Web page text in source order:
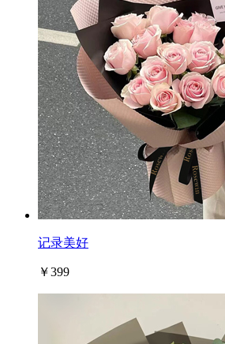
记录美好
￥399